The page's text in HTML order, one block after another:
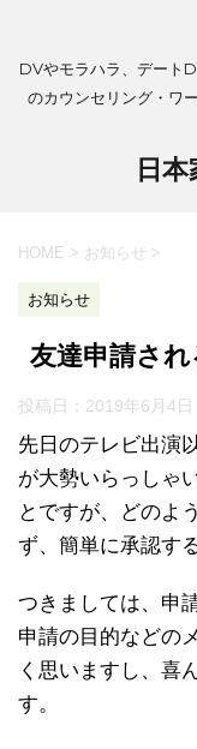
DVやモラハラ、デート
のカウンセリング・ワ
日
HOME > お知らせ >
お知らせ
友達申請され
投稿日： 2019年6月4日
先日のテレビ出演
が大勢いらっしゃ
とですが、どのよ
ず、簡単に承認す
つきましては、申
申請の目的などの
く思いますし、喜
す。